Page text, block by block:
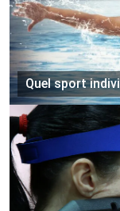
Quel sport